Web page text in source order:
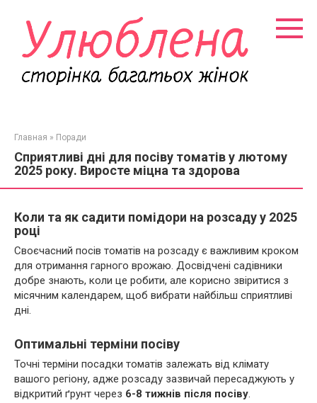
контенту
Главная » Поради
Сприятливі дні для посіву томатів у лютому
2025 року. Виросте міцна та здорова
Коли та як садити помідори на розсаду у 2025
році
Своєчасний посів томатів на розсаду є важливим кроком
для отримання гарного врожаю. Досвідчені садівники
добре знають, коли це робити, але корисно звіритися з
місячним календарем, щоб вибрати найбільш сприятливі
дні.
Оптимальні терміни посіву
Точні терміни посадки томатів залежать від клімату
вашого регіону, адже розсаду зазвичай пересаджують у
відкритий ґрунт через 6-8 тижнів після посіву.